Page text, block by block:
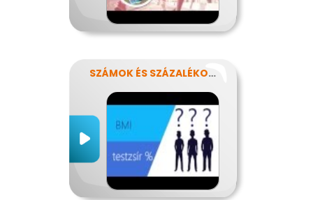
SZÁMOK ÉS SZÁZALÉKOK REJTELMEI